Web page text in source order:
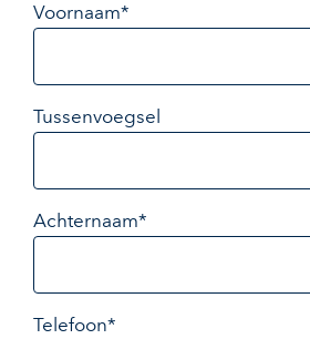
Voornaam*
Tussenvoegsel
Achternaam*
Telefoon*